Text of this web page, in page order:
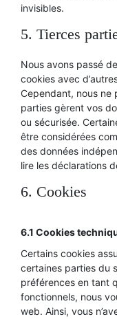
invisibles.
5. Tierces
Nous avons passé
cookies avec
Cependant, nous ne
parties gèrent vos
ou sécurisée.
être considérées
des données
lire les déclarations
6. Cookies
6.1 Cookies
Certains cookies
certaines parties du
préférences en tant
fonctionnels, nous
web. Ainsi, vous